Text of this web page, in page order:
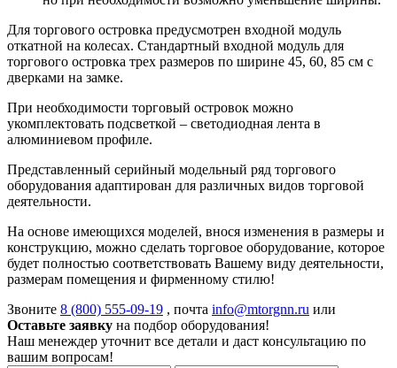
Для торгового островка предусмотрен входной модуль
откатной на колесах. Стандартный входной модуль для
торгового островка трех размеров по ширине 45, 60, 85 см с
дверками на замке.
При необходимости торговый островок можно
укомплектовать подсветкой – светодиодная лента в
алюминиевом профиле.
Представленный серийный модельный ряд торгового
оборудования адаптирован для различных видов торговой
деятельности.
На основе имеющихся моделей, внося изменения в размеры и
конструкцию, можно сделать торговое оборудование, которое
будет полностью соответствовать Вашему виду деятельности,
размерам помещения и фирменному стилю!
Звоните 8 (800) 555-09-19 , почта info@mtorgnn.ru или
Оставьте заявку на подбор оборудования!
Наш менеждер уточнит все детали и даст консультацию по
вашим вопросам!